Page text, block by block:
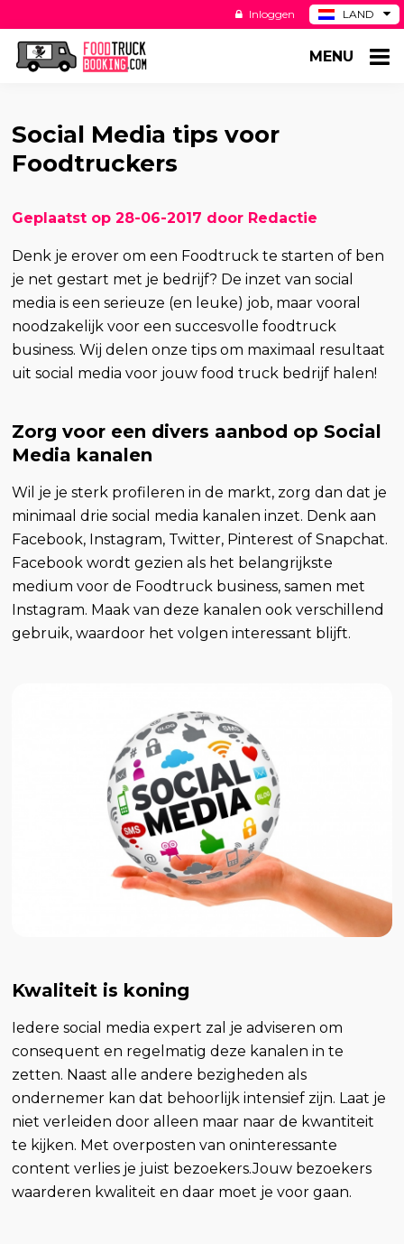
LAND
DE
Inloggen
MENU
Social Media tips voor
Foodtruckers
Geplaatst op 28-06-2017 door Redactie
Denk je erover om een Foodtruck te starten of ben
je net gestart met je bedrijf? De inzet van social
media is een serieuze (en leuke) job, maar vooral
noodzakelijk voor een succesvolle foodtruck
business. Wij delen onze tips om maximaal resultaat
uit social media voor jouw food truck bedrijf halen!
Zorg voor een divers aanbod op Social
Media kanalen
Wil je je sterk profileren in de markt, zorg dan dat je
minimaal drie social media kanalen inzet. Denk aan
Facebook, Instagram, Twitter, Pinterest of Snapchat.
Facebook wordt gezien als het belangrijkste
medium voor de Foodtruck business, samen met
Instagram. Maak van deze kanalen ook verschillend
gebruik, waardoor het volgen interessant blijft.
Kwaliteit is koning
Iedere social media expert zal je adviseren om
consequent en regelmatig deze kanalen in te
zetten. Naast alle andere bezigheden als
ondernemer kan dat behoorlijk intensief zijn. Laat je
niet verleiden door alleen maar naar de kwantiteit
te kijken. Met overposten van oninteressante
content verlies je juist bezoekers.Jouw bezoekers
waarderen kwaliteit en daar moet je voor gaan.